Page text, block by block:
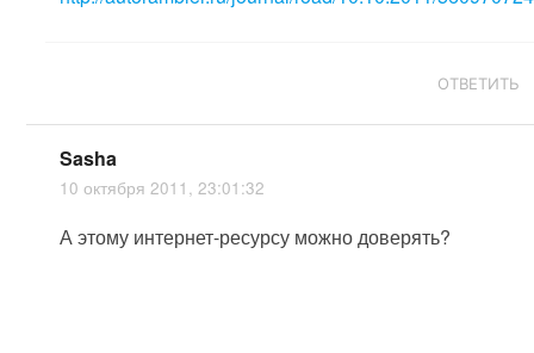
ОТВЕТИТЬ
Sasha
10 октября 2011, 23:01:32
А этому интернет-ресурсу можно доверять?